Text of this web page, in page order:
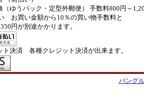
ゆうパック・定型外郵便） 手数料800円～
お買い金額から10％の買い物手数料と
円が別途かかります。
決済 各種クレジット決済が出来ます。
バング